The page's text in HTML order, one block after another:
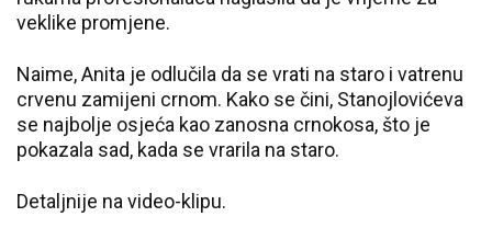
veklike promjene.
Naime, Anita je odlučila da se vrati na staro i vatrenu
crvenu zamijeni crnom. Kako se čini, Stanojlovićeva
se najbolje osjeća kao zanosna crnokosa, što je
pokazala sad, kada se vrarila na staro.
Detaljnije na video-klipu.